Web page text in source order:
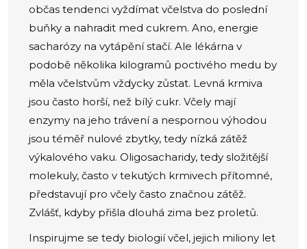
občas tendenci vyždímat včelstva do poslední
buňky a nahradit med cukrem. Ano, energie
sacharózy na vytápění stačí. Ale lékárna v
podobě několika kilogramů poctivého medu by
měla včelstvům vždycky zůstat. Levná krmiva
jsou často horší, než bílý cukr. Včely mají
enzymy na jeho trávení a nespornou výhodou
jsou téměř nulové zbytky, tedy nízká zátěž
výkalového vaku. Oligosacharidy, tedy složitější
molekuly, často v tekutých krmivech přítomné,
představují pro včely často značnou zátěž.
Zvlášť, kdyby přišla dlouhá zima bez proletů.
Inspirujme se tedy biologií včel, jejich miliony let